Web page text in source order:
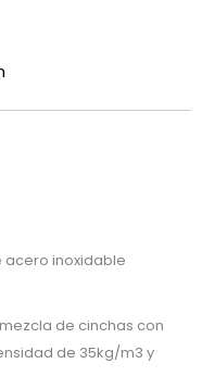
acero inoxidable
de cinchas con
de 35kg/m3 y